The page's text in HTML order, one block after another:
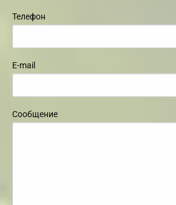
Телефон
E-mail
Сообщение